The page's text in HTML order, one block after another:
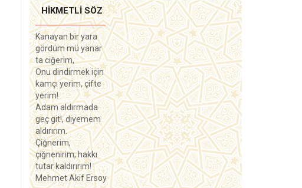
HIKMETLI SÖZ
Kanayan bir yara
gördüm mü yanar
ta ciğerim,
Onu dindirmek için
kamçı yerim, çifte
yerim!
Adam aldırmada
geç git!, diyemem
aldırırım.
Çiğnerim,
çiğnenirim, hakkı
tutar kaldırırım!
Mehmet Akif Ersoy